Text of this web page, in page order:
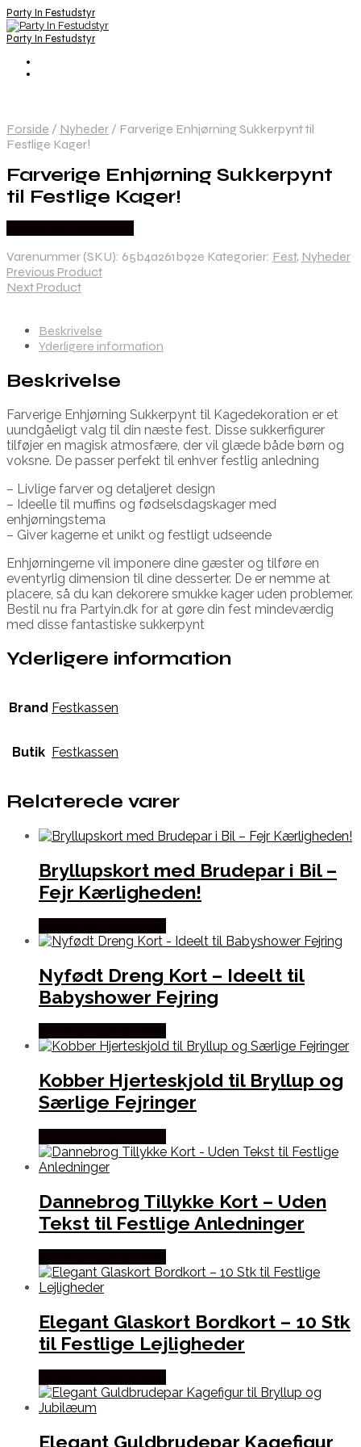
Party In Festudstyr
Party In Festudstyr
Forside / Nyheder / Farverige Enhjørning Sukkerpynt til
Festlige Kager!
Farverige Enhjørning Sukkerpynt
til Festlige Kager!
Varenummer (SKU): 65b4a261b92e Kategorier: Fest, Nyheder
Previous Product
Next Product
Beskrivelse
Yderligere information
Beskrivelse
Farverige Enhjørning Sukkerpynt til Kagedekoration er et
uundgåeligt valg til din næste fest. Disse sukkerfigurer
tilføjer en magisk atmosfære, der vil glæde både børn og
voksne. De passer perfekt til enhver festlig anledning
– Livlige farver og detaljeret design
– Ideelle til muffins og fødselsdagskager med
enhjørningstema
– Giver kagerne et unikt og festligt udseende
Enhjørningerne vil imponere dine gæster og tilføre en
eventyrlig dimension til dine desserter. De er nemme at
placere, så du kan dekorere smukke kager uden problemer.
Bestil nu fra Partyin.dk for at gøre din fest mindeværdig
med disse fantastiske sukkerpynt
Yderligere information
Brand Festkassen
Butik Festkassen
Relaterede varer
Bryllupskort med Brudepar i Bil –
Fejr Kærligheden!
Nyfødt Dreng Kort – Ideelt til
Babyshower Fejring
Kobber Hjerteskjold til Bryllup og
Særlige Fejringer
Dannebrog Tillykke Kort – Uden
Tekst til Festlige Anledninger
Elegant Glaskort Bordkort – 10 Stk
til Festlige Lejligheder
Elegant Guldbrudepar Kagefigur